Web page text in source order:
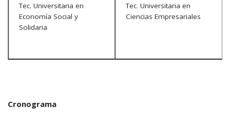
Tec. Universitaria en
Economía Social y
Solidaria
Tec. Universitaria en
Ciencias Empresariales
Cronograma